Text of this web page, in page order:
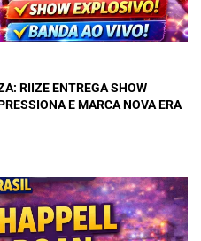
RIIZE ENTREGA SHOW
E MARCA NOVA ERA